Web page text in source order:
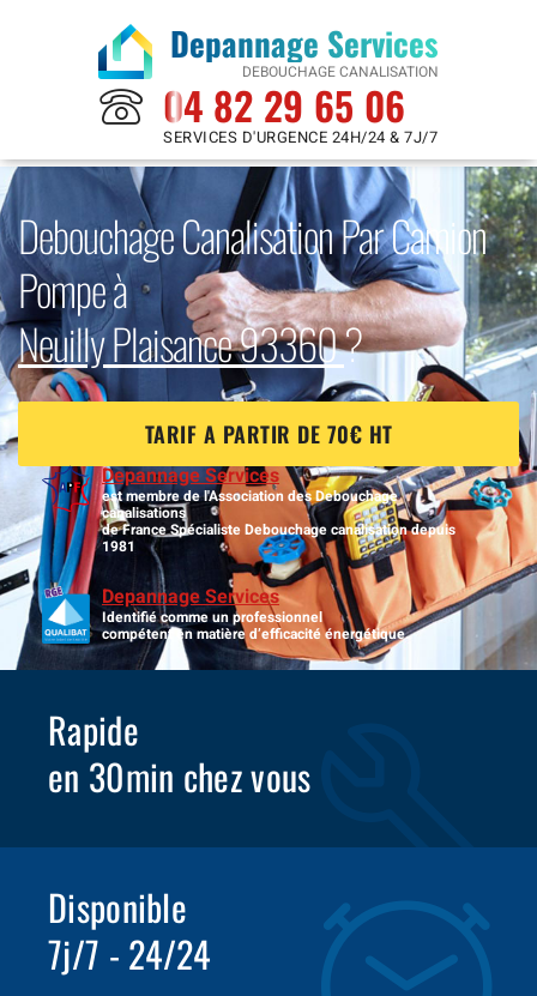
Depannage Services
DEBOUCHAGE CANALISATION
04 82 29 65 06
SERVICES D'URGENCE 24H/24 & 7J/7
Debouchage Canalisation Par Camion
Pompe à
Neuilly Plaisance 93360?
TARIF A PARTIR DE 70€ HT
Depannage Services
est membre de l'Association des Debouchage
canalisations
de France Spécialiste Debouchage canalisation depuis
1981
Depannage Services
Identifié comme un professionnel
compétent en matière d’efficacité énergétique.
Rapide
en 30min chez vous
Disponible
7j/7 - 24/24